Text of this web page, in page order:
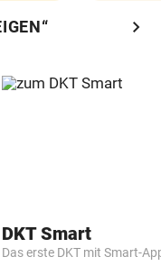
chevron_right
DKT Smart
Das erste DKT mit Smart-